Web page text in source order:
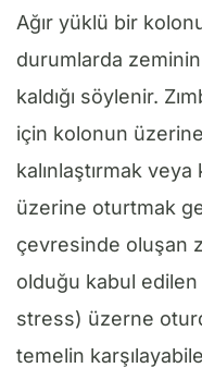
Ağır yüklü bir
durumlarda
kaldığı söylenir.
için kolonun
kalınlaştırmak
üzerine oturtmak
çevresinde oluşan
olduğu kabul
stress) üzerne
temelin